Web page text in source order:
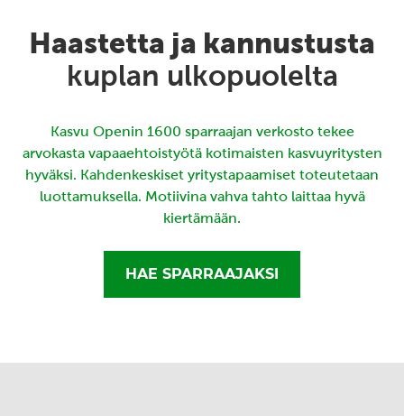
Haastetta ja kannustusta
kuplan ulkopuolelta
Kasvu Openin 1600 sparraajan verkosto tekee
arvokasta vapaaehtoistyötä kotimaisten kasvuyritysten
hyväksi. Kahdenkeskiset yritystapaamiset toteutetaan
luottamuksella. Motiivina vahva tahto laittaa hyvä
kiertämään.
HAE SPARRAAJAKSI